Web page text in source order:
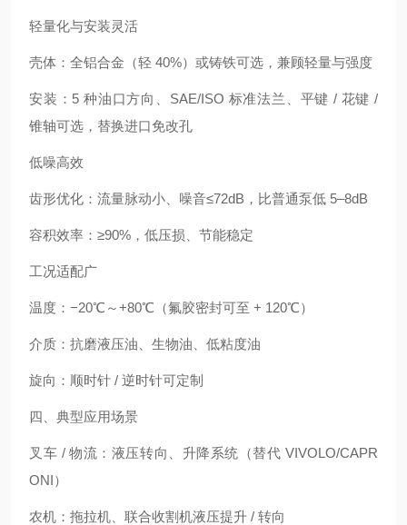
轻量化与安装灵活
壳体：全铝合金（轻 40%）或铸铁可选，兼顾轻量与强度
安装：5 种油口方向、SAE/ISO 标准法兰、平键 / 花键 /
锥轴可选，替换进口免改孔
低噪高效
齿形优化：流量脉动小、噪音≤72dB，比普通泵低 5–8dB
容积效率：≥90%，低压损、节能稳定
工况适配广
温度：−20℃～+80℃（氟胶密封可至 + 120℃）
介质：抗磨液压油、生物油、低粘度油
旋向：顺时针 / 逆时针可定制
四、典型应用场景
叉车 / 物流：液压转向、升降系统（替代 VIVOLO/CAPR
ONI）
农机：拖拉机、联合收割机液压提升 / 转向